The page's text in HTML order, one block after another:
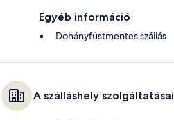
Egyéb információ
Dohányfüstmentes szállás
A szálláshely szolgáltatásai